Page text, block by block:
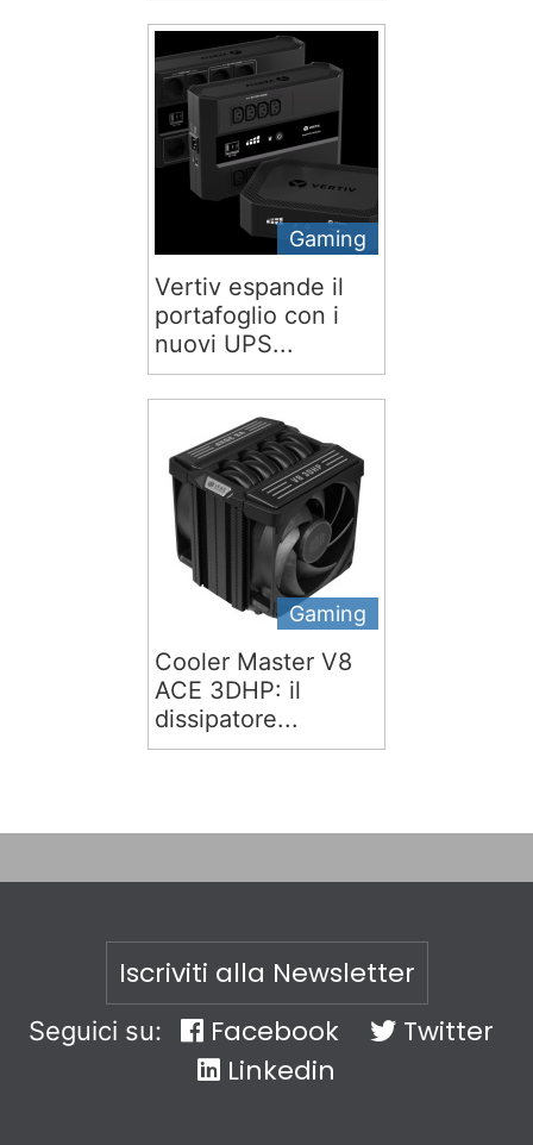
Gaming
Vertiv espande il
portafoglio con i
nuovi UPS...
Gaming
Cooler Master V8
ACE 3DHP: il
dissipatore...
Iscriviti alla Newsletter
Seguici su: Facebook
Twitter
Linkedin